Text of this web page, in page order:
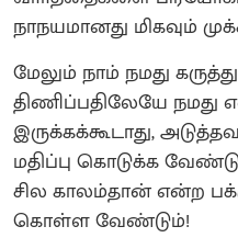
நாநயமானது மிகவும்
மேலும் நாம் நமது
திணிப்பதிலேயே
இருக்கக்கூடாது,
மதிப்பு கொடுக்க
சில காலம்தான் என்ற
கொள்ள வேண்டும்!